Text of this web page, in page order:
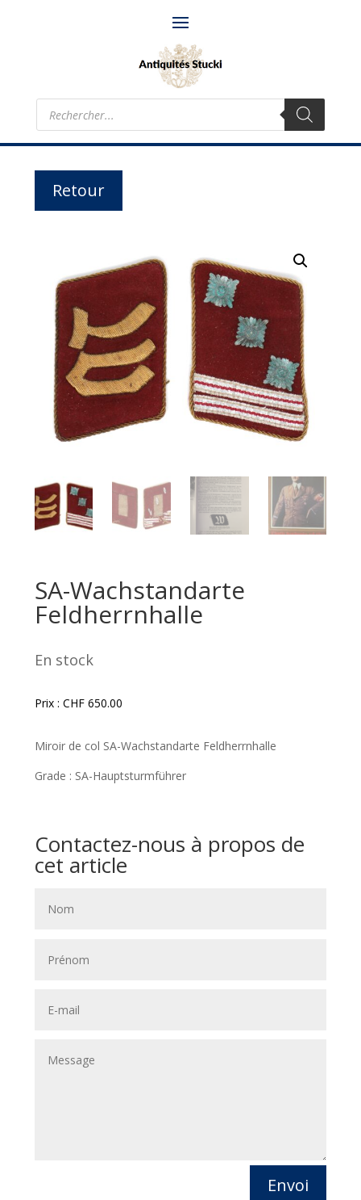
Recherche
produits
Retour
SA-Wachstandarte
Feldherrnhalle
En stock
Prix : CHF650.00
Miroir de col SA-Wachstandarte Feldherrnhalle
Grade : SA-Hauptsturmführer
Contactez-nous à propos de
cet article
Envoi